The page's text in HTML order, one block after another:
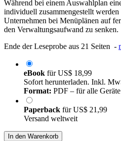
Während bei einem Auswahlplan
individuell zusammengestellt
Unternehmen bei Menüplänen auf
den Verwaltungsaufwand zu senken.
Ende der Leseprobe aus 21 Seiten -
eBook fürUS$ 18,99
Sofort herunterladen. Inkl.
Format: PDF – für alle Geräte
Paperback fürUS$ 21,99
Versand weltweit
In den Warenkorb